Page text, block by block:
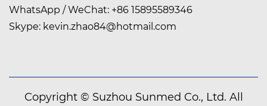
WhatsApp / WeChat: +86 15895589346
Skype: kevin.zhao84@hotmail.com
Copyright © Suzhou Sunmed Co., Ltd. All